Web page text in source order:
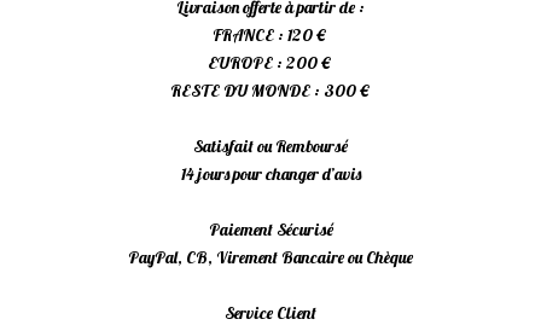
Livraison offerte à partir de :
FRANCE : 120 €
EUROPE : 200 €
RESTE DU MONDE : 300 €
Satisfait ou Remboursé
14 jours pour changer d’avis
Paiement Sécurisé
PayPal, CB, Virement Bancaire ou Chèque
Service Client